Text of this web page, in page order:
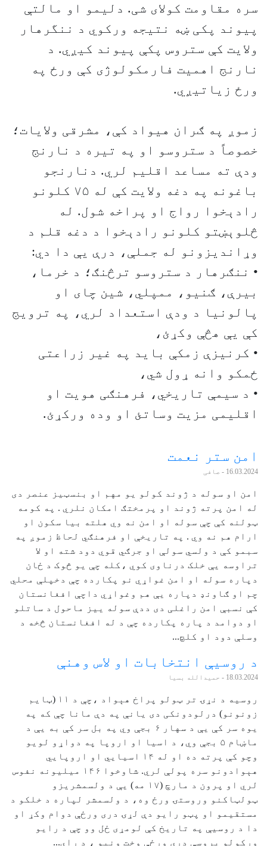
سره مقاومت کولای شی. دلیمو او مالتې
پیوند پکی ښه نتیجه ورکوي د ننگرهار
ولایت کې ستروس پکې پیوند کیږي. د
نارنج اهمیت فارمکولوژی کې ورځ په
ورځ زیاتیږي.
زموږ په ګران هیواد کې، مشرقی ولایات؛
خصوصاً د ستروسو او په تیره د نارنج
ودې ته مساعد اقلیم لري. دنارنجو
باغونه په دغه ولایت کې له ۷۵ کلونو
رادېخوا رواج او پراخه شول. له
څلوېښتو کلونو رادېخوا د دغه قلم د
وړاندیزونو له جملې، درې یې دا دي:
• ننګرهار د ستروسو ترڅنګ؛ د خرما،
بیرې، ګنیو، ممپلي، شین چای او
پالونیا د ودې استعداد لري، په ترویج
کې یې هڅې وکړئ،
• کرنیزې زمکې باید په غیر زراعتی
ځمکو وانه ړول شي،
• د سیمې تاریخي، فرهنګی هویت او
اقلیمی مزیت وساتئ او وده ورکړئ.
امن ستر نعمت
16.03.2024 - صافی
امن او سوله د ژوند کولو یو مهم او بنسټیز عنصر دی
له امن پرته ژوند او پرمختګ امکان نلري . په کومه
ټولنه کې چې سوله او امن نه وي هلته بیا سکون او
ارام هم نه وي . په تاریخې او فرهنګي لحاظ زموږ په
سبمو کې د ولسي سولې او جرګي قوي دود شته او لا
تراوسه یې خلک درناوی کوي ،کله چې یو څوک د ځان
دپاره سوله او امن غواړي نو پکارده چې دخپلې محلي
چم او ګاونډ دپاره یې هم وغواړي داچې افغانستان
کې نسبې امن راغلی دی ددې سوله ییز ماحول د ساتلو
او دوامد د پاره پکارده چې د له افغانستان څخه د
وسلې دود او کلچ...
د روسيې انتخابات او لاس وهنې
18.03.2024 - حميدالله بسیا
روسیه د نړۍ تر ټولو پراخ هېواد ،چې د ۱۱ (ټايم
زونونو) درلودونکی دی يانې په دې مانا چې که په
يوه سر کې یې د سهار ۶ بجې وي په بل سر کې به یې د
ماښام ۵ بجې وي، د اسيا او اروپا په دواړو لويو
وچو کې پرته ده او له ۱۴ اسيایي او اروپايي
هېوادونو سره پولې لري. شاوخوا ۱۴۶ ميليونه نفوس
لري او پرون د مارچ (۱۷ مه) یې د ولسمشريزو
ټولټاکنو وروستۍ ورځ وه، د ولسمشر لپاره د خلکو د
مستقيمو او پټو رايو دې لړۍ دری ورځې دوام وکړ او
دا د روسيې په تاريخ کې لومړی ځل وو چې د رايو
ورکولو پروسې دری ورځې وخت ونيو ، د راي...